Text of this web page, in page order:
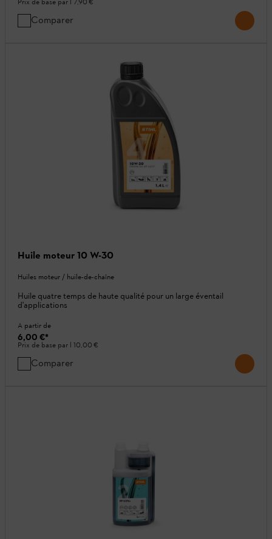
Prix de base par l 7,90 €
Comparer
Huile moteur 10 W-30
Huiles moteur / huile-de-chaîne
Huile quatre temps de haute qualité pour un large éventail
d'applications
A partir de
6,00 €*
Prix de base par l 10,00 €
Comparer